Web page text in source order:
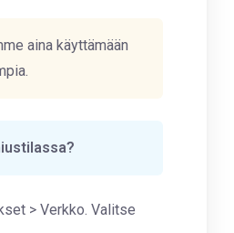
aina käyttämään
> Verkko. Valitse